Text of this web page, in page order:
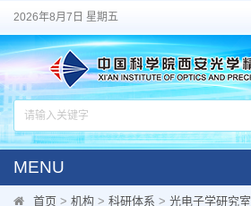
2026年8月7日 星期五
MENU
首页 > 机构 > 科研体系 > 光电子学研究室